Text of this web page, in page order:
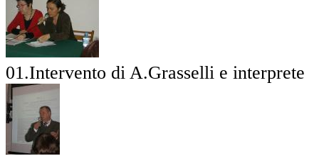
01.Intervento di A.Grasselli e interprete